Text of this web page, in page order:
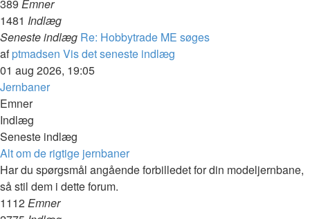
389 Emner
1481 Indlæg
Seneste indlæg Re: Hobbytrade ME søges
afptmadsen Vis det seneste indlæg
01 aug 2026, 19:05
Jernbaner
Emner
Indlæg
Seneste indlæg
Alt om de rigtige jernbaner
Har du spørgsmål angående forbilledet for din modeljernbane,
så stil dem i dette forum.
1112Emner